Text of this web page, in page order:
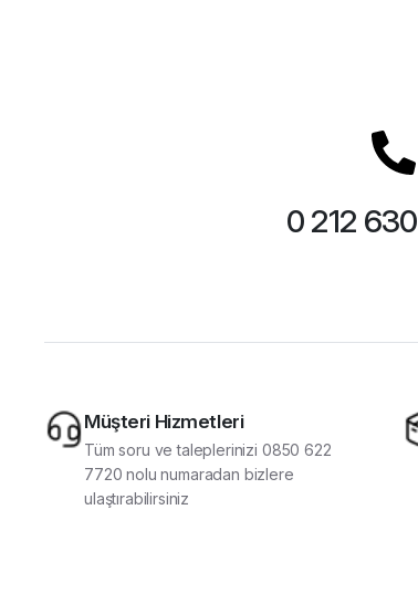
0 212
Müşteri Hizmetleri
Tüm soru ve taleplerinizi 0850 622
7720 nolu numaradan bizlere
ulaştırabilirsiniz